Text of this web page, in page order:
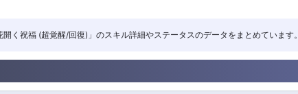
祝福 (超覚醒/回復)」のスキル詳細やステータスのデータをまとめています。